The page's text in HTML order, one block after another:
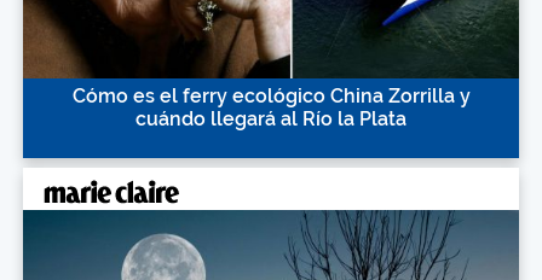
Cómo es el ferry ecológico China Zorrilla y
cuándo llegará al Río la Plata